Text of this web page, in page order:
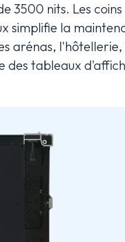
3500 nits. Les
la
arénas,
tableaux